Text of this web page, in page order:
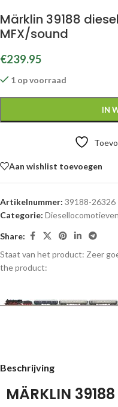
Märklin 39188
MFX/sound
€239.95
1 op voorraad
IN
Aan wishlist toevoegen
Artikelnummer: 39188-26326
Categorie:
Share:
Staat van het product: Zeer
the product:
Beschrijving
MÄRKLIN 39188